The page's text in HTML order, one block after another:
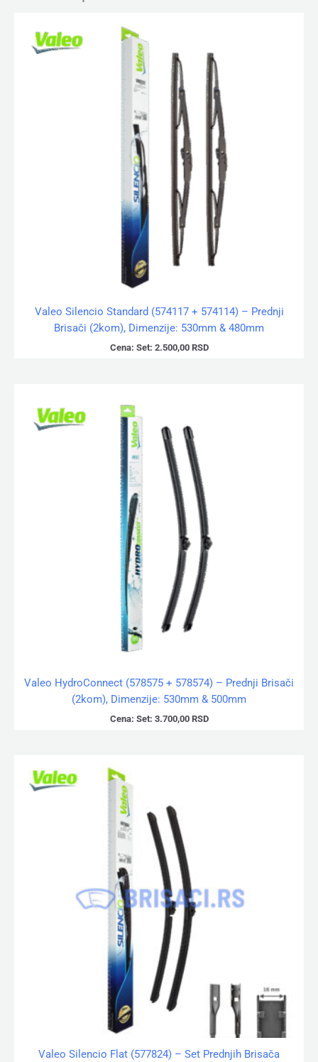
Valeo Silencio Standard (574117 + 574114) – Prednji
Brisači (2kom), Dimenzije: 530mm & 480mm
Cena: Set: 2.500,00 RSD
Valeo HydroConnect (578575 + 578574) – Prednji Brisači
(2kom), Dimenzije: 530mm & 500mm
Cena: Set: 3.700,00 RSD
Valeo Silencio Flat (577824) – Set Prednjih Brisača